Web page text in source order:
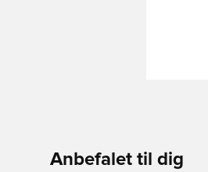
Anbefalet til dig